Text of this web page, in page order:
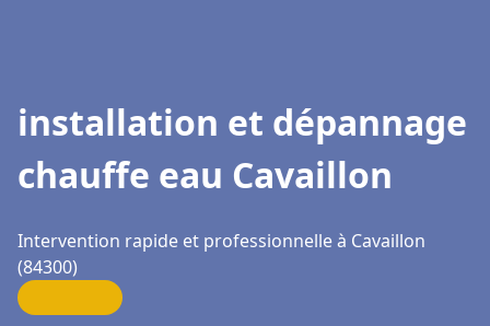
installation et dépannage
chauffe eau Cavaillon
Intervention rapide et professionnelle à Cavaillon
(84300)